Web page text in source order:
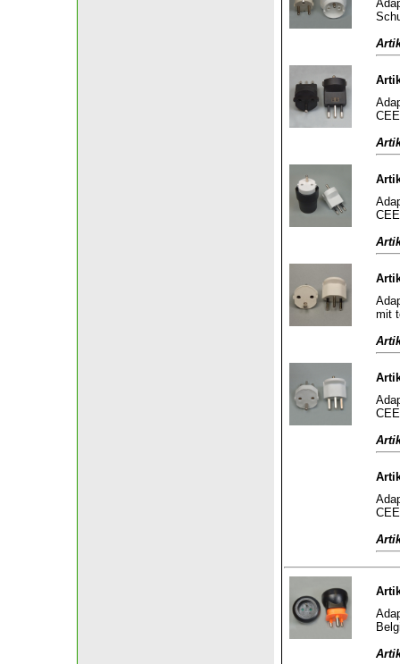
mit